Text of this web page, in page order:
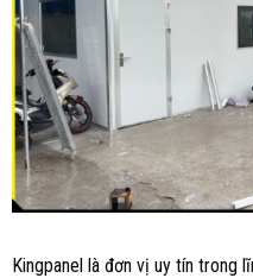
Kingpanel là đơn vị uy tín trong